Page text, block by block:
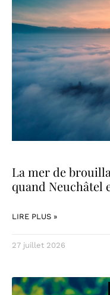
La mer de
quand Neuchâtel
LIRE PLUS »
27 juillet 2026